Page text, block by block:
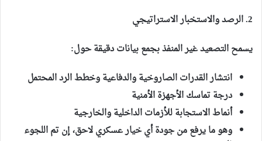
2. الرصد والاستخبار الاستراتيجي
يسمح التصعيد غير المنفذ بجمع بيانات دقيقة حول:
انتشار القدرات الصاروخية والدفاعية وخطط الرد المحتمل
درجة تماسك الأجهزة الأمنية
أنماط الاستجابة للأزمات الداخلية والخارجية
وهو ما يرفع من جودة أي خيار عسكري لاحق، إن تم اللجوء